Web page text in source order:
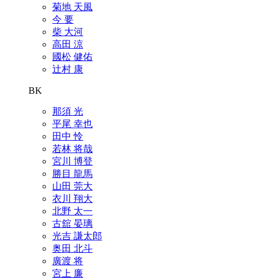
菊地 天風
今 要
柴 大河
高田 涼
國松 健佑
辻村 康
BK
那須 光
平尾 幸也
田中 怜
若林 将哉
宮川 博登
勝目 龍馬
山田 莞大
衣川 翔大
北野 太一
古舘 晏璃
光吉 謙太郎
奥田 北斗
廣渡 将
宮上 廉